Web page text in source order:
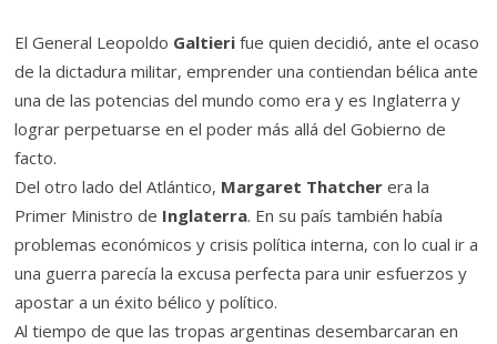
El General Leopoldo Galtierifue quien decidió, ante el ocaso
de la dictadura militar, emprender una contiendan bélica ante
una de las potencias del mundo como era y es Inglaterra y
lograr perpetuarse en el poder más allá del Gobierno de
facto.
Del otro lado del Atlántico, Margaret Thatcherera la
Primer Ministro de Inglaterra. En su país también había
problemas económicos y crisis política interna, con lo cual ir a
una guerra parecía la excusa perfecta para unir esfuerzos y
apostar a un éxito bélico y político.
Al tiempo de que las tropas argentinas desembarcaran en